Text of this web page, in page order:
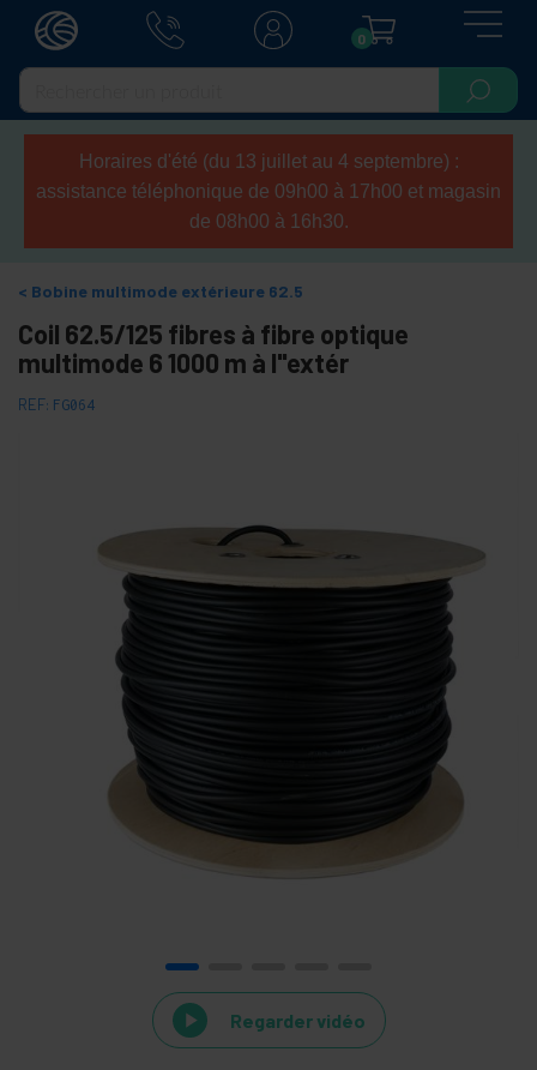
0
Horaires d'été (du 13 juillet au 4 septembre) :
assistance téléphonique de 09h00 à 17h00 et magasin
de 08h00 à 16h30.
Bobine multimode extérieure 62.5
Coil 62.5/125 fibres à fibre optique
multimode 6 1000 m à l"extér
REF: FG064
Regarder vidéo